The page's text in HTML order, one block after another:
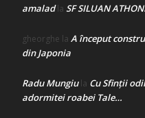
amaladla SF SILUAN
gheorghe la A început
din Japonia
Radu Mungiula Cu Sfinții
adormitei roabei Tale…